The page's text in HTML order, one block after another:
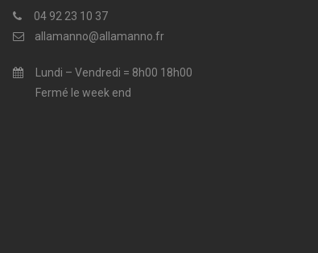
04 92 23 10 37
allamanno@allamanno.fr
Lundi – Vendredi = 8h00 18h00
Fermé le week end